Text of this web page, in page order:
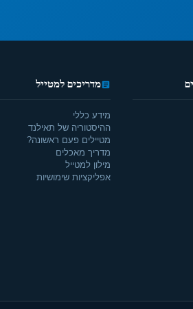
מדריכים למטייל
מידע כללי
ההיסטוריה של תאילנד
מטיילים פעם ראשונה?
מדריך מאכלים
מילון למטייל
אפליקציות שימושיות